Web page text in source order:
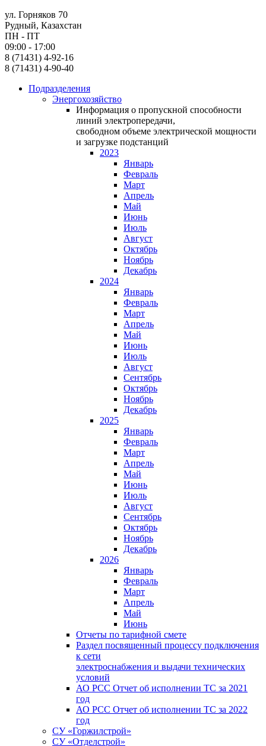
ул. Горняков 70
Рудный, Казахстан
ПН - ПТ
09:00 - 17:00
8 (71431) 4-92-16
8 (71431) 4-90-40
Подразделения
Энергохозяйство
Информация о пропускной способности
линий электропередачи,
свободном объеме электрической мощности
и загрузке подстанций
2023
Январь
Февраль
Март
Апрель
Май
Июнь
Июль
Август
Октябрь
Ноябрь
Декабрь
2024
Январь
Февраль
Март
Апрель
Май
Июнь
Июль
Август
Сентябрь
Октябрь
Ноябрь
Декабрь
2025
Январь
Февраль
Март
Апрель
Май
Июнь
Июль
Август
Сентябрь
Октябрь
Ноябрь
Декабрь
2026
Январь
Февраль
Март
Апрель
Май
Июнь
Отчеты по тарифной смете
Раздел посвященный процессу подключения
к сети
электроснабжения и выдачи технических
условий
АО РСС Отчет об исполнении ТС за 2021
год
АО РСС Отчет об исполнении ТС за 2022
год
СУ «Горжилстрой»
СУ «Отделстрой»